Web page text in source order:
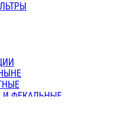
/ СОЕДИНИТЕЛЬНЫЕ
РЕЗЬБОЙ
ДВУХСЛ.
ФЕКАЛЬНЫЕ